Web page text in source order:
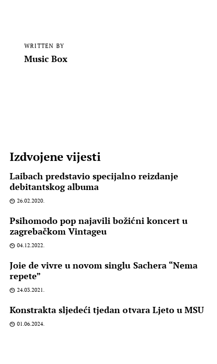
WRITTEN BY
Music Box
Izdvojene vijesti
Laibach predstavio specijalno reizdanje
debitantskog albuma
26.02.2020.
Psihomodo pop najavili božićni koncert u
zagrebačkom Vintageu
04.12.2022.
Joie de vivre u novom singlu Sachera “Nema
repete”
24.03.2021.
Konstrakta sljedeći tjedan otvara Ljeto u MSU
01.06.2024.